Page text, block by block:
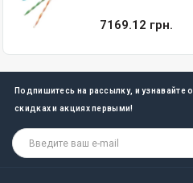
7169.12 грн.
Подпишитесь на рассылку, и узнавайте о
скидках и акциях первыми!